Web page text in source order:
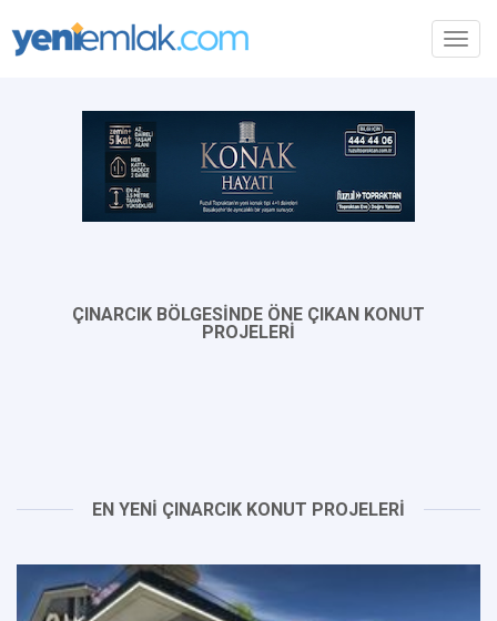
ÇINARCIK BÖLGESİNDE ÖNE ÇIKAN KONUT
PROJELERİ
EN YENİ ÇINARCIK KONUT PROJELERİ